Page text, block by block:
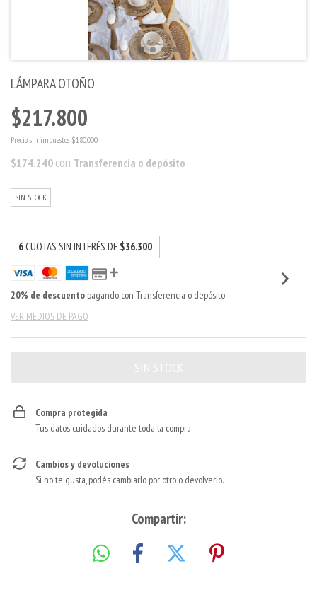
LÁMPARA OTOÑO
$217.800
Precio sin impuestos $180.000
$174.240 con Transferencia o depósito
SIN STOCK
6CUOTAS SIN INTERÉS DE $36.300
20% de descuento pagando con Transferencia o depósito
VER MEDIOS DE PAGO
Compra protegida
Tus datos cuidados durante toda la compra.
Cambios y devoluciones
Si no te gusta, podés cambiarlo por otro o devolverlo.
Compartir: